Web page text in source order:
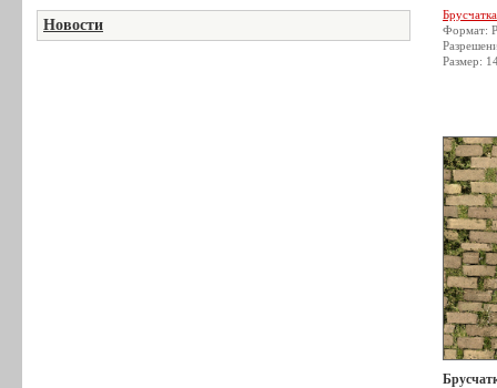
Новости
Брусчатка
Формат:
Размер: